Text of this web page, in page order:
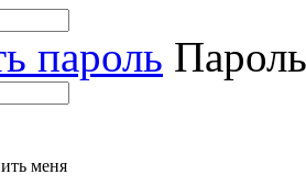
пароль
меня